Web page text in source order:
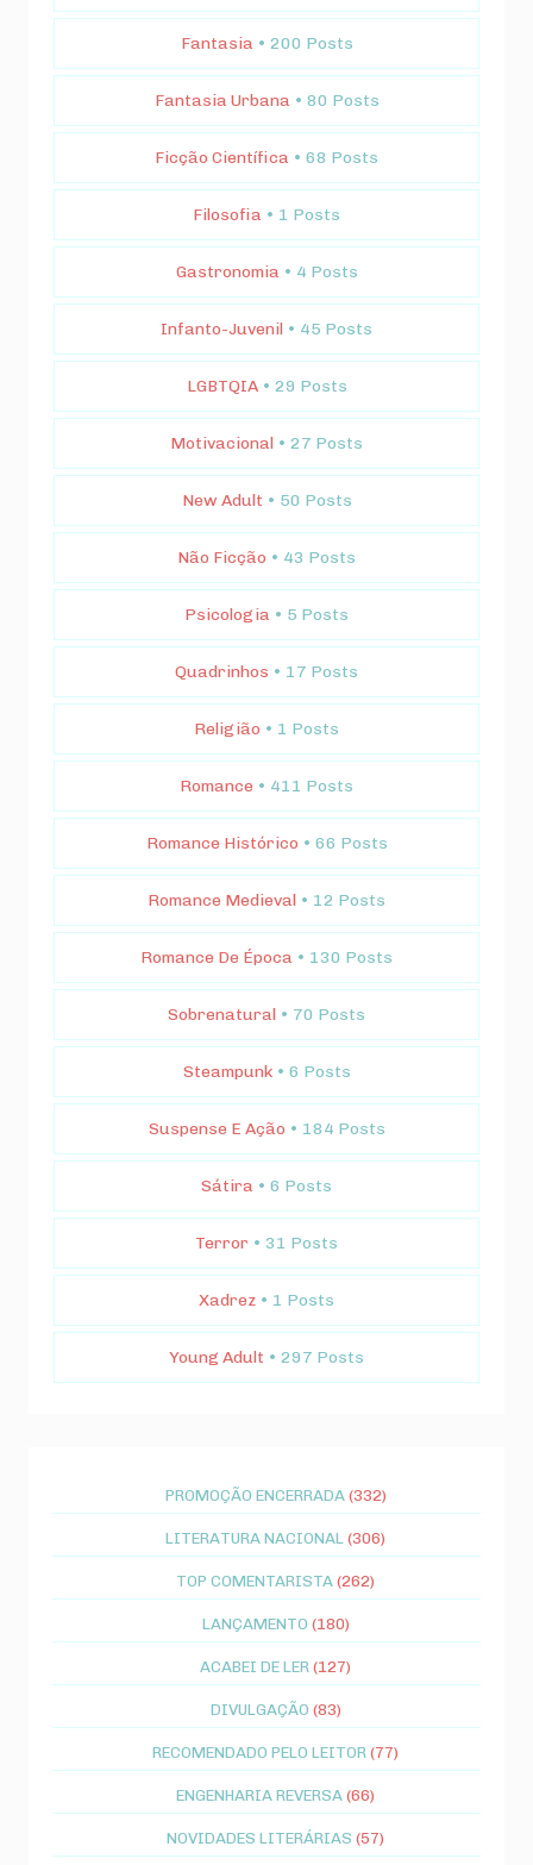
Fantasia • 200 Posts
Fantasia Urbana • 80 Posts
Ficção Científica • 68 Posts
Filosofia • 1 Posts
Gastronomia • 4 Posts
Infanto-Juvenil • 45 Posts
LGBTQIA • 29 Posts
Motivacional • 27 Posts
New Adult • 50 Posts
Não Ficção • 43 Posts
Psicologia • 5 Posts
Quadrinhos • 17 Posts
Religião • 1 Posts
Romance • 411 Posts
Romance Histórico • 66 Posts
Romance Medieval • 12 Posts
Romance De Época • 130 Posts
Sobrenatural • 70 Posts
Steampunk • 6 Posts
Suspense E Ação • 184 Posts
Sátira • 6 Posts
Terror • 31 Posts
Xadrez • 1 Posts
Young Adult • 297 Posts
PROMOÇÃO ENCERRADA (332)
LITERATURA NACIONAL(306)
TOP COMENTARISTA(262)
LANÇAMENTO (180)
ACABEI DE LER(127)
DIVULGAÇÃO (83)
RECOMENDADO PELO LEITOR(77)
ENGENHARIA REVERSA(66)
NOVIDADES LITERÁRIAS (57)